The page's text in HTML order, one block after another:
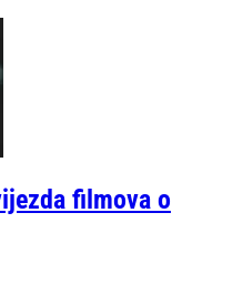
filmova o